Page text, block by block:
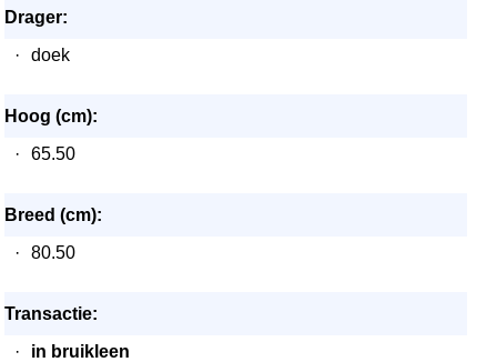
Drager:
·
doek
Hoog (cm):
·
65.50
Breed (cm):
·
80.50
Transactie:
·
in bruikleen